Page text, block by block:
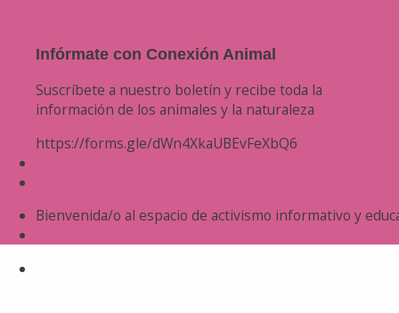
Infórmate con Conexión Animal
Suscríbete a nuestro boletín y recibe toda la
información de los animales y la naturaleza
https://forms.gle/dWn4XkaUBEvFeXbQ6
Bienvenida/o al espacio de activismo informativo y